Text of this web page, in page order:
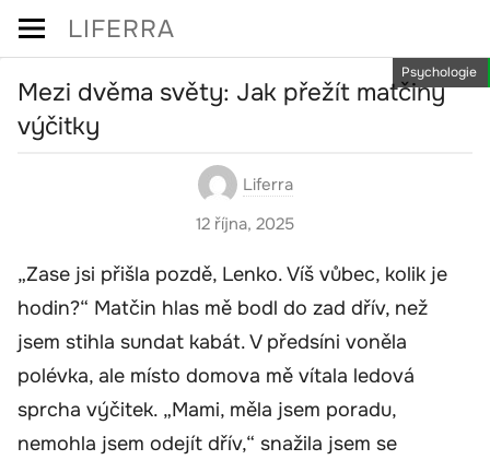
Skip
LIFERRA
Psychologie
Mezi dvěma světy: Jak přežít matčiny
výčitky
Liferra
12 října, 2025
„Zase jsi přišla pozdě, Lenko. Víš vůbec, kolik je
hodin?“ Matčin hlas mě bodl do zad dřív, než
jsem stihla sundat kabát. V předsíni voněla
polévka, ale místo domova mě vítala ledová
sprcha výčitek. „Mami, měla jsem poradu,
nemohla jsem odejít dřív,“ snažila jsem se